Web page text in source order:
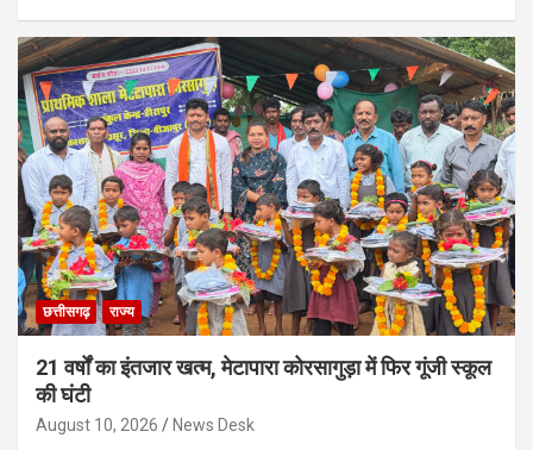
छत्तीसगढ़ राज्य
21 वर्षों का इंतजार खत्म, मेटापारा कोरसागुड़ा में फिर गूंजी स्कूल
की घंटी
August 10, 2026 News Desk